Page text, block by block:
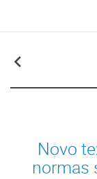
Novo
normas